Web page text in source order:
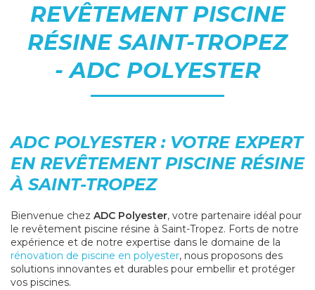
REVÊTEMENT PISCINE
RÉSINE SAINT-TROPEZ
- ADC POLYESTER
ADC POLYESTER : VOTRE EXPERT
EN REVÊTEMENT PISCINE RÉSINE
À SAINT-TROPEZ
Bienvenue chez ADC Polyester, votre partenaire idéal pour
le revêtement piscine résine à Saint-Tropez. Forts de notre
expérience et de notre expertise dans le domaine de la
rénovation de piscine en polyester, nous proposons des
solutions innovantes et durables pour embellir et protéger
vos piscines.